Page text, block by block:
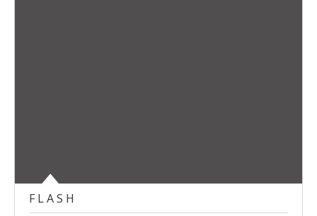
F L A S H